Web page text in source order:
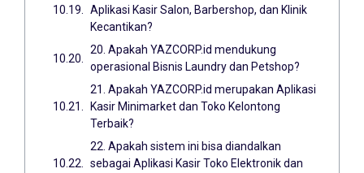
Aplikasi Kasir Salon, Barbershop, dan Klinik
Kecantikan?
20. Apakah YAZCORP.id mendukung
operasional Bisnis Laundry dan Petshop?
21. Apakah YAZCORP.id merupakan Aplikasi
Kasir Minimarket dan Toko Kelontong
Terbaik?
22. Apakah sistem ini bisa diandalkan
sebagai Aplikasi Kasir Toko Elektronik dan